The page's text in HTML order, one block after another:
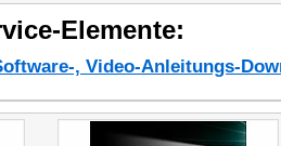
Elemente:
, Video-Anleitungs-